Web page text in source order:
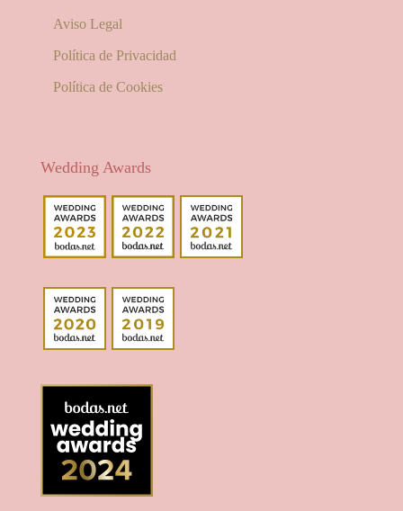
Aviso Legal
Política de Privacidad
Política de Cookies
Wedding Awards